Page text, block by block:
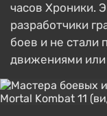
часов Хроники.
разработчики
боев и не стали
движениями